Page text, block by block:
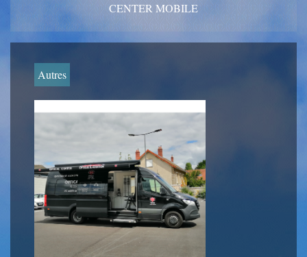
CENTER MOBILE
Autres